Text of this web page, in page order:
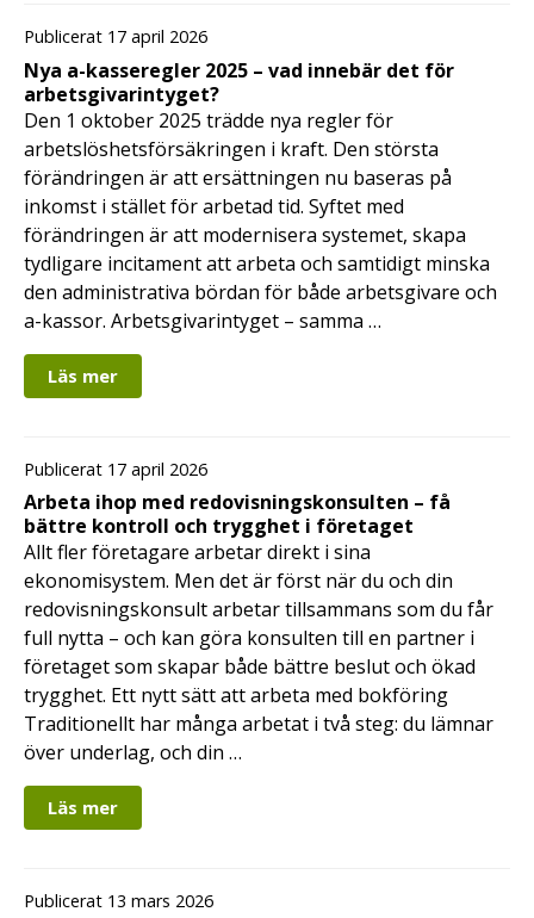
Publicerat 17 april 2026
Nya a-kasseregler 2025 – vad innebär det för
arbetsgivarintyget?
Den 1 oktober 2025 trädde nya regler för
arbetslöshetsförsäkringen i kraft. Den största
förändringen är att ersättningen nu baseras på
inkomst i stället för arbetad tid. Syftet med
förändringen är att modernisera systemet, skapa
tydligare incitament att arbeta och samtidigt minska
den administrativa bördan för både arbetsgivare och
a-kassor. Arbetsgivarintyget – samma …
Läs mer
Publicerat 17 april 2026
Arbeta ihop med redovisningskonsulten – få
bättre kontroll och trygghet i företaget
Allt fler företagare arbetar direkt i sina
ekonomisystem. Men det är först när du och din
redovisningskonsult arbetar tillsammans som du får
full nytta – och kan göra konsulten till en partner i
företaget som skapar både bättre beslut och ökad
trygghet. Ett nytt sätt att arbeta med bokföring
Traditionellt har många arbetat i två steg: du lämnar
över underlag, och din …
Läs mer
Publicerat 13 mars 2026